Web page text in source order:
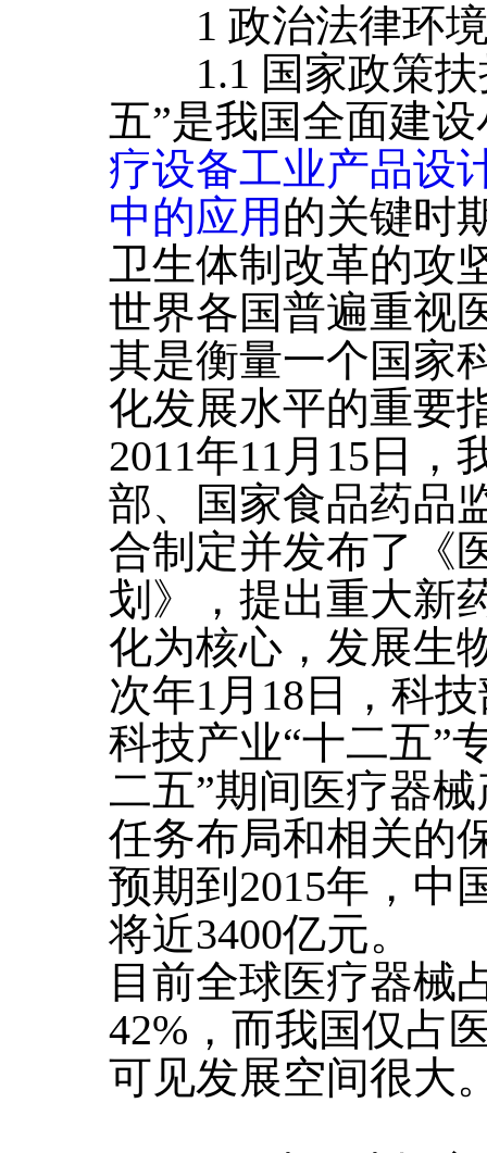
1 政治法律环
1.1 国家政策扶
五”是我国全面建
疗设备工业产品设
中的应用 的关键时
卫生体制改革的攻
世界各国普遍重视
其是衡量一个国家
化发展水平的重要
2011年11月15日，
部、国家食品药品
合制定并发布了《
划》，提出重大新
化为核心，发展生
次年1月18日，科
科技产业“十二五”
二五”期间医疗器
任务布局和相关的
预期到2015年，中
将近3400亿元。
目前全球医疗器械
42%，而我国仅占
可见发展空间很大